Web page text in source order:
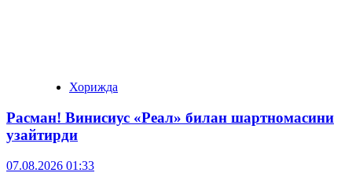
Хорижда
Расман! Винисиус «Реал» билан шартномасини
узайтирди
07.08.2026 01:33